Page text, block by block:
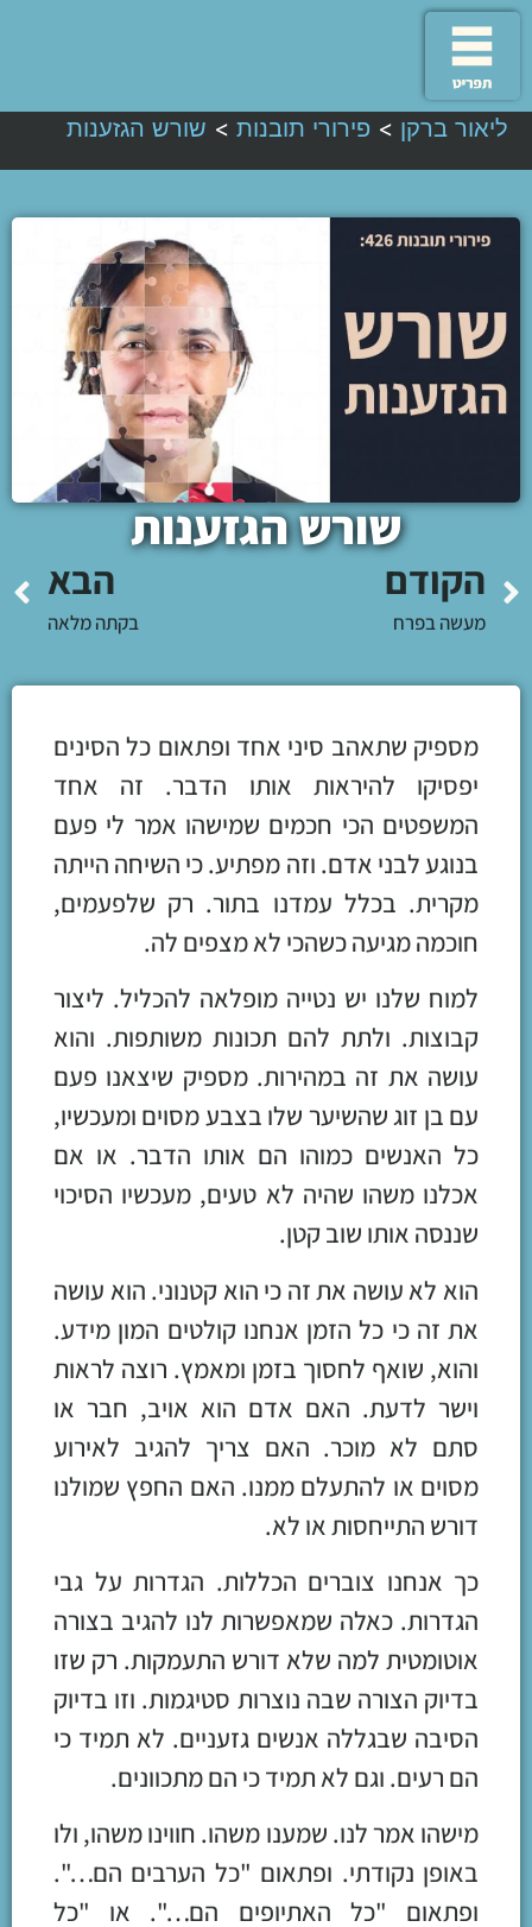
ליאור ברקן > פירורי תובנות > שורש הגזענות
שורש הגזענות
הקודם
מעשה בפרח
הבא
בקתה מלאה
מספיק שתאהב סיני אחד ופתאום כל הסינים
יפסיקו להיראות אותו הדבר. זה אחד
המשפטים הכי חכמים שמישהו אמר לי פעם
בנוגע לבני אדם. וזה מפתיע. כי השיחה הייתה
מקרית. בכלל עמדנו בתור. רק שלפעמים,
חוכמה מגיעה כשהכי לא מצפים לה.
למוח שלנו יש נטייה מופלאה להכליל. ליצור
קבוצות. ולתת להם תכונות משותפות. והוא
עושה את זה במהירות. מספיק שיצאנו פעם
עם בן זוג שהשיער שלו בצבע מסוים ומעכשיו,
כל האנשים כמוהו הם אותו הדבר. או אם
אכלנו משהו שהיה לא טעים, מעכשיו הסיכוי
שננסה אותו שוב קטן.
הוא לא עושה את זה כי הוא קטנוני. הוא עושה
את זה כי כל הזמן אנחנו קולטים המון מידע.
והוא, שואף לחסוך בזמן ומאמץ. רוצה לראות
וישר לדעת. האם אדם הוא אויב, חבר או
סתם לא מוכר. האם צריך להגיב לאירוע
מסוים או להתעלם ממנו. האם החפץ שמולנו
דורש התייחסות או לא.
כך אנחנו צוברים הכללות. הגדרות על גבי
הגדרות. כאלה שמאפשרות לנו להגיב בצורה
אוטומטית למה שלא דורש התעמקות. רק שזו
בדיוק הצורה שבה נוצרות סטיגמות. וזו בדיוק
הסיבה שבגללה אנשים גזעניים. לא תמיד כי
הם רעים. וגם לא תמיד כי הם מתכוונים.
מישהו אמר לנו. שמענו משהו. חווינו משהו, ולו
באופן נקודתי. ופתאום "כל הערבים הם…".
ופתאום "כל האתיופים הם…". או "כל